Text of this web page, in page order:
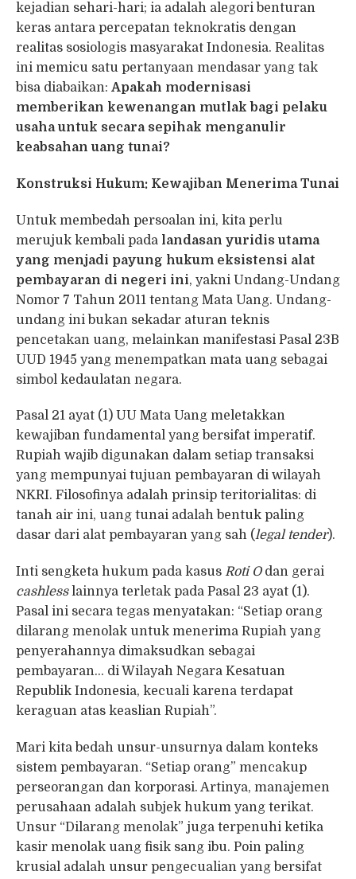
kejadian sehari-hari; ia adalah alegori benturan
keras antara percepatan teknokratis dengan
realitas sosiologis masyarakat Indonesia. Realitas
ini memicu satu pertanyaan mendasar yang tak
bisa diabaikan: Apakah modernisasi
memberikan kewenangan mutlak bagi pelaku
usaha untuk secara sepihak menganulir
keabsahan uang tunai?
Konstruksi Hukum: Kewajiban Menerima Tunai
Untuk membedah persoalan ini, kita perlu
merujuk kembali pada landasan yuridis utama
yang menjadi payung hukum eksistensi alat
pembayaran di negeri ini, yakni Undang-Undang
Nomor 7 Tahun 2011 tentang Mata Uang. Undang-
undang ini bukan sekadar aturan teknis
pencetakan uang, melainkan manifestasi Pasal 23B
UUD 1945 yang menempatkan mata uang sebagai
simbol kedaulatan negara.
Pasal 21 ayat (1) UU Mata Uang meletakkan
kewajiban fundamental yang bersifat imperatif.
Rupiah wajib digunakan dalam setiap transaksi
yang mempunyai tujuan pembayaran di wilayah
NKRI. Filosofinya adalah prinsip teritorialitas: di
tanah air ini, uang tunai adalah bentuk paling
dasar dari alat pembayaran yang sah (legal tender).
Inti sengketa hukum pada kasus Roti Odan gerai
cashlesslainnya terletak pada Pasal 23 ayat (1).
Pasal ini secara tegas menyatakan: “Setiap orang
dilarang menolak untuk menerima Rupiah yang
penyerahannya dimaksudkan sebagai
pembayaran… di Wilayah Negara Kesatuan
Republik Indonesia, kecuali karena terdapat
keraguan atas keaslian Rupiah”.
Mari kita bedah unsur-unsurnya dalam konteks
sistem pembayaran. “Setiap orang” mencakup
perseorangan dan korporasi. Artinya, manajemen
perusahaan adalah subjek hukum yang terikat.
Unsur “Dilarang menolak” juga terpenuhi ketika
kasir menolak uang fisik sang ibu. Poin paling
krusial adalah unsur pengecualian yang bersifat